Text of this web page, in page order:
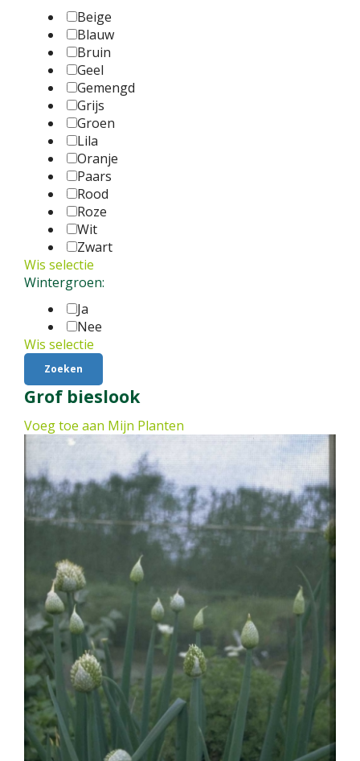
Beige
Blauw
Bruin
Geel
Gemengd
Grijs
Groen
Lila
Oranje
Paars
Rood
Roze
Wit
Zwart
Wis selectie
Wintergroen:
Ja
Nee
Wis selectie
Grof bieslook
Voeg toe aan Mijn Planten